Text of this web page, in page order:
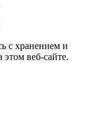
с хранением и
веб-сайте.